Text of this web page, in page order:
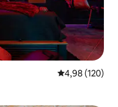
4,98 av 5 i
4,98 (120)